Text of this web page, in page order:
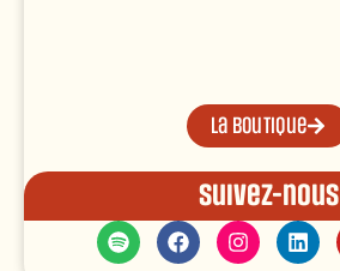
La boutique
Suivez-nous